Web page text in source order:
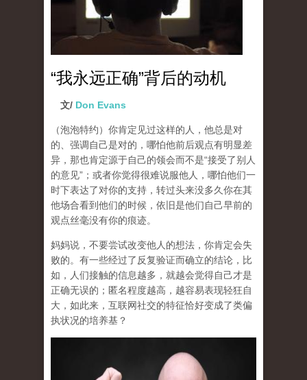
“我永远正确”背后的动机
文/ Don Evans
（泡泡特约） 你肯定见过这样的人，他总是对
的、强调自己是对的，哪怕他前后观点有明显差
异，那也肯定源于自己的领会而不是“接受了别人
的意见”；或者你觉得很难说服他人，哪怕他们一
时下表达了对你的支持，转过头来没多久你在其
他场合看到他们的时候，依旧是他们自己早前的
观点丝毫没有你的痕迹。
妈妈说，不要尝试改变他人的想法，你肯定会失
败的。有一些经过了反复验证而确立的结论，比
如，人们接触的信息越多，就越会觉得自己才是
正确无误的；匿名程度越高，越容易表现轻狂自
大，如此来，互联网社交的特征恰好变成了类偏
执状况的培养基？